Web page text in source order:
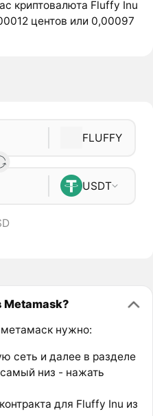
криптовалюта Fluffy Inu
центов или 0,00097
FLUFFY
USDT
Metamask?
метамаск нужно:
сеть и далее в разделе
низ - нажать
для Fluffy Inu из